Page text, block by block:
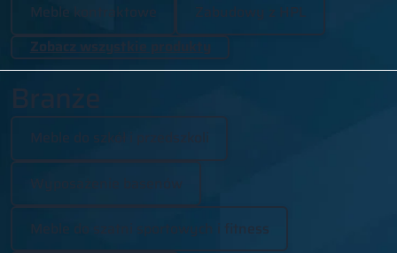
Meble kontraktowe
Zobacz wszystkie produkty
Branże
Meble do szkół i przedszkoli
Wyposażenie basenów
Meble do szatni sportowych i fitness